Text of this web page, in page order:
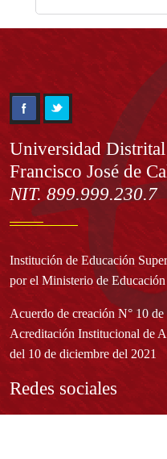
Información
Universidad Distrital
Francisco José de
NIT. 899.999.230.7
Institución de Educación
por el Ministerio de
Acuerdo de creación N° 10
Acreditación Institucional de
del 10 de diciembre del 2021
Redes sociales